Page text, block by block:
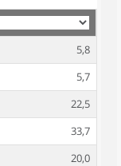
5,8
5,7
22,5
33,7
20,0